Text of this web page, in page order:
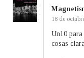
18 de
Un10
cosas